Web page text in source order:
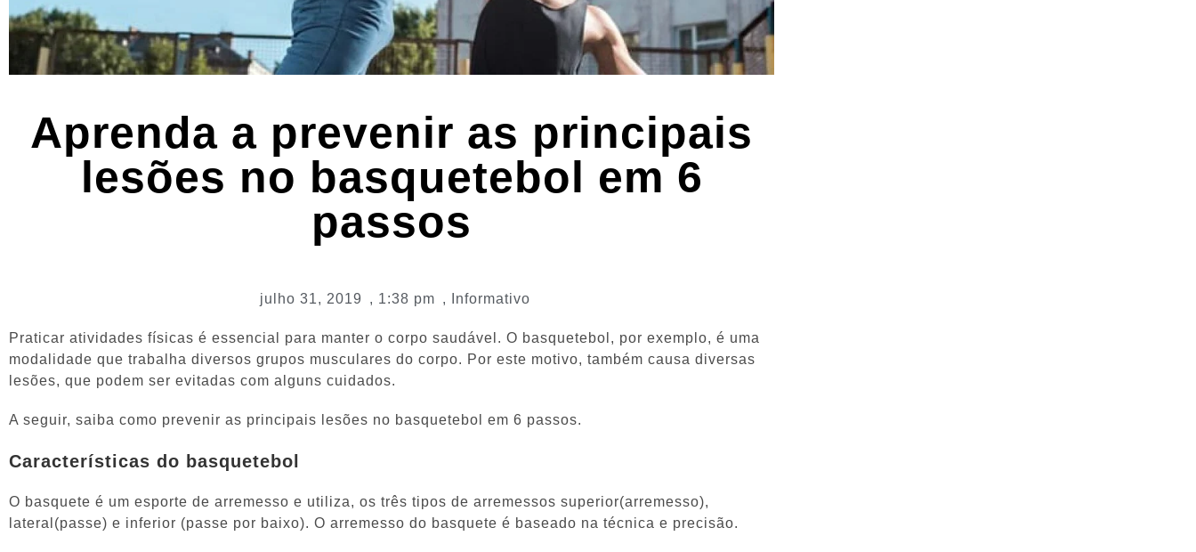
Aprenda a prevenir as principais
lesões no basquetebol em 6
passos
julho 31, 2019 , 1:38 pm , Informativo
Praticar atividades físicas é essencial para manter o corpo saudável. O basquetebol, por exemplo, é uma
modalidade que trabalha diversos grupos musculares do corpo. Por este motivo, também causa diversas
lesões, que podem ser evitadas com alguns cuidados.
A seguir, saiba como prevenir as principais lesões no basquetebol em 6 passos.
Características do basquetebol
O basquete é um esporte de arremesso e utiliza, os três tipos de arremessos superior(arremesso),
lateral(passe) e inferior (passe por baixo). O arremesso do basquete é baseado na técnica e precisão.